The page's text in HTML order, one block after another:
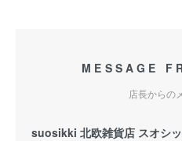
MESSAGE
店長からの
suosikki 北欧雑貨店 スオシ